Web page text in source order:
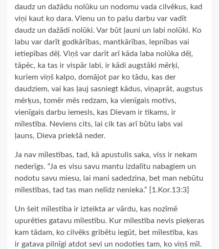
daudz un dažādu nolūku un nodomu vada cilvēkus, kad
viņi kaut ko dara. Vienu un to pašu darbu var vadīt
daudz un dažādi nolūki. Var būt ļauni un labi nolūki. Ko
labu var darīt godkārības, mantkārības, lepnības vai
ietiepības dēļ. Viņš var darīt arī kāda laba nolūka dēļ,
tāpēc, ka tas ir vispār labi, ir kādi augstāki mērķi,
kuriem viņš kalpo, domājot par ko tādu, kas der
daudziem, vai kas ļauj sasniegt kādus, viņaprāt, augstus
mērķus, tomēr mēs redzam, ka vienīgais motīvs,
vienīgais darbu iemesls, kas Dievam ir tīkams, ir
mīlestība. Neviens cits, lai cik tas arī būtu labs vai
ļauns, Dieva priekšā neder.
Ja nav mīlestības, tad, kā apustulis saka, viss ir nekam
nederīgs. “Ja es visu savu mantu izdalītu nabagiem un
nodotu savu miesu, lai mani sadedzina, bet man nebūtu
mīlestības, tad tas man nelīdz nenieka.” [1.Kor.13:3]
Un šeit mīlestība ir izteikta ar vārdu, kas nozīmē
upurēties gatavu mīlestību. Kur mīlestība nevis pieķeras
kam tādam, ko cilvēks gribētu iegūt, bet mīlestība, kas
ir gatava pilnīgi atdot sevi un nodoties tam, ko viņš mīl.